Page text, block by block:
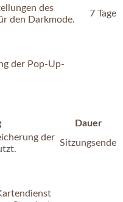
des
den Darkmode.
7 Tage
der Pop-Up-
Dauer
der
Sitzungsende